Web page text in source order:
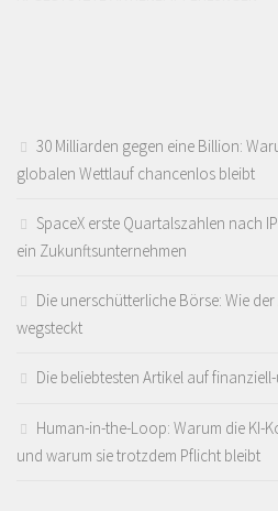
30 Milliarden gegen eine Billion:
globalen Wettlauf chancenlos bleibt
SpaceX erste Quartalszahlen nach
ein Zukunftsunternehmen
Die unerschütterliche Börse: Wie
wegsteckt
Die beliebtesten Artikel auf
Human-in-the-Loop: Warum die KI-
und warum sie trotzdem Pflicht bleibt